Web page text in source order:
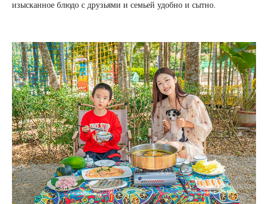
изысканное блюдо с друзьями и семьей удобно и сытно.